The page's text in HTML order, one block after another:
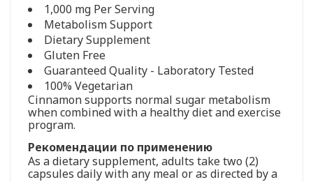
1,000 mg Per Serving
Metabolism Support
Dietary Supplement
Gluten Free
Guaranteed Quality - Laboratory Tested
100% Vegetarian
Cinnamon supports normal sugar metabolism
when combined with a healthy diet and exercise
program.
Рекомендации по применению
As a dietary supplement, adults take two (2)
capsules daily with any meal or as directed by a